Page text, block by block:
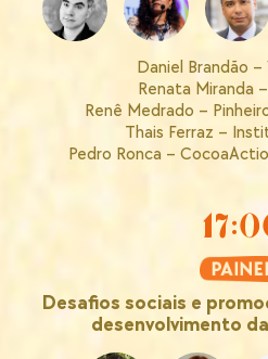
Daniel Brandão –
Renata Miranda
Renê Medrado –
Thais Ferraz –
Pedro Ronca –
Desafios sociais e
desenvolvimento